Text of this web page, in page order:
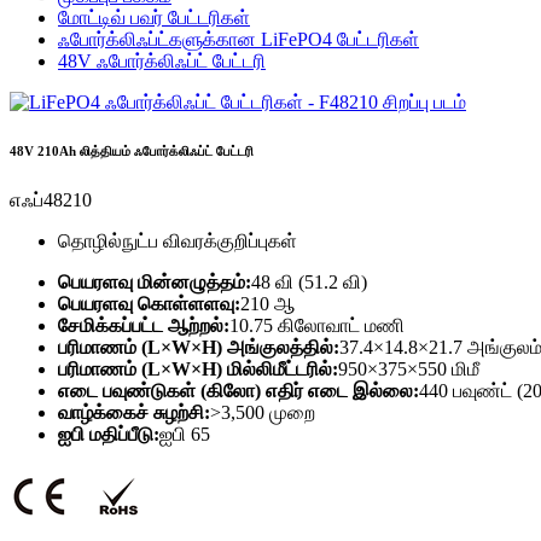
மோட்டிவ் பவர் பேட்டரிகள்
ஃபோர்க்லிஃப்ட்களுக்கான LiFePO4 பேட்டரிகள்
48V ஃபோர்க்லிஃப்ட் பேட்டரி
48V 210Ah லித்தியம் ஃபோர்க்லிஃப்ட் பேட்டரி
எஃப்48210
தொழில்நுட்ப விவரக்குறிப்புகள்
பெயரளவு மின்னழுத்தம்:48 வி (51.2 வி)
பெயரளவு கொள்ளளவு:210 ஆ
சேமிக்கப்பட்ட ஆற்றல்:10.75 கிலோவாட் மணி
பரிமாணம் (L×W×H) அங்குலத்தில்:37.4×14.8×21.7 அங்குலம்
பரிமாணம் (L×W×H) மில்லிமீட்டரில்:950×375×550 மிமீ
எடை பவுண்டுகள் (கிலோ) எதிர் எடை இல்லை:440 பவுண்ட்
வாழ்க்கைச் சுழற்சி:>3,500 முறை
ஐபி மதிப்பீடு:ஐபி 65